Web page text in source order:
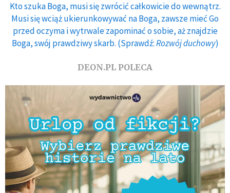
Kto szuka Boga, musi się zwrócić całkowicie do wewnątrz.
Musi się wciąż ukierunkowywać na Boga, zawsze mieć Go
przed oczyma i wytrwale zapominać o sobie, aż znajdzie
Boga, swój prawdziwy skarb. (Sprawdź:Rozwój duchowy)
DEON.PL POLECA